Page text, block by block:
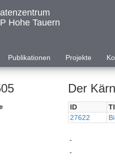
Hohe Tauern
Publikationen Projekte
Der
ID
27622
-
-